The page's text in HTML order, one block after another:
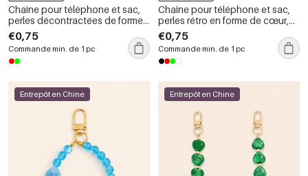
Chaîne pour téléphone et sac,
perles décontractées de forme
irrégulière, couleurs dégradées,
série simple, en résine.
€0,75
Commande min. de 1 pc
Chaîne pour téléphone et sac,
perles rétro en forme de cœur,
couleur unie, dégradée, en
résine, collection romantique
€0,75
Commande min. de 1 pc
Entrepôt en Chine Entrepôt en Chine